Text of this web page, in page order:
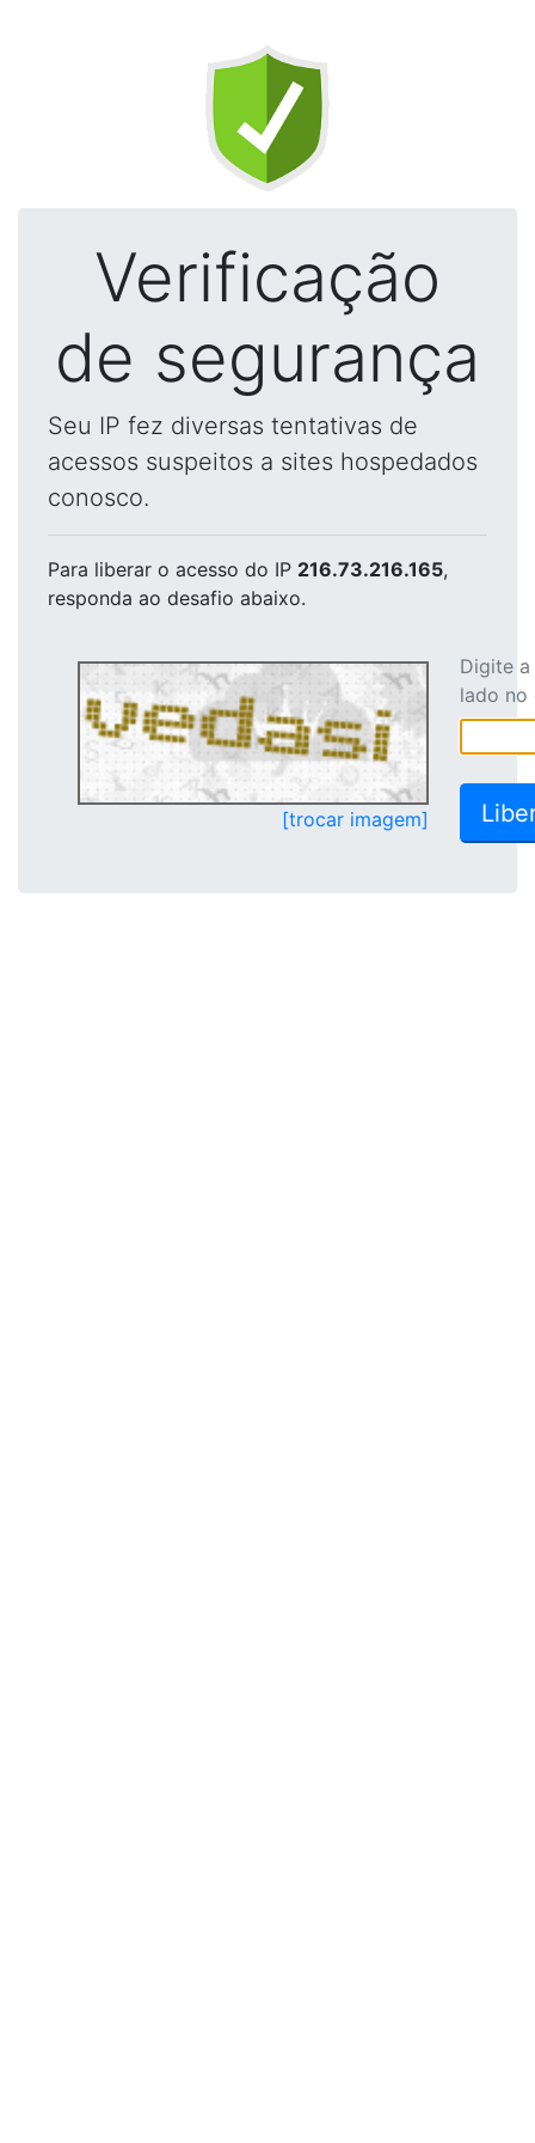
Verificação
de segurança
Seu IP fez diversas tentativas de
acessos suspeitos a sites hospedados
conosco.
Para liberar o acesso do IP 216.73.216.165,
responda ao desafio abaixo.
[trocar imagem]
Digite
lado no